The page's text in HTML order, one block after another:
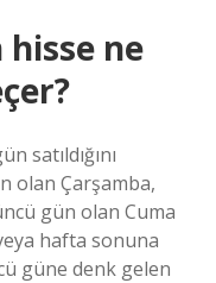
hisse ne
satıldığını
olan Çarşamba,
gün olan Cuma
hafta sonuna
güne denk gelen